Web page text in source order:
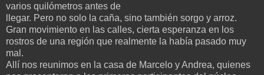
varios quilómetros antes de
llegar. Pero no solo la caña, sino también sorgo y arroz.
Gran movimiento en las calles, cierta esperanza en los
rostros de una región que realmente la había pasado muy
mal.
Allí nos reunimos en la casa de Marcelo y Andrea, quienes